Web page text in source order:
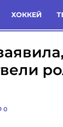
ХОККЕЙ
Статьи
0